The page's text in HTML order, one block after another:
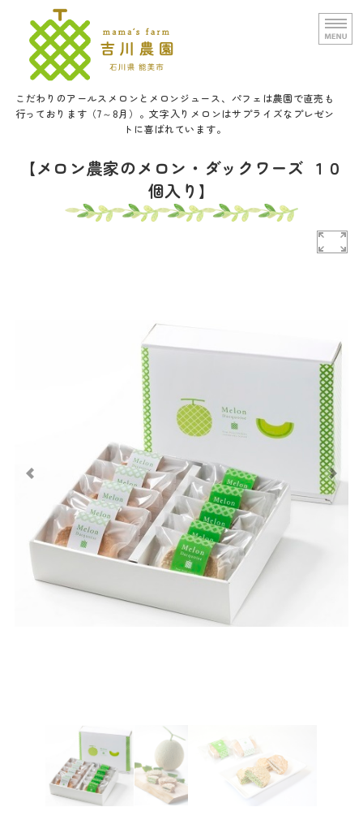
文字入りメロンと甘い野菜の
こだわりのアールスメロンとメロンジュース、パフェは農園で直売も
行っております（7～8月）。文字入りメロンはサプライズなプレゼン
トに喜ばれています。
ホーム
【メロン農家のメロン・ダックワーズ １０
個入り】